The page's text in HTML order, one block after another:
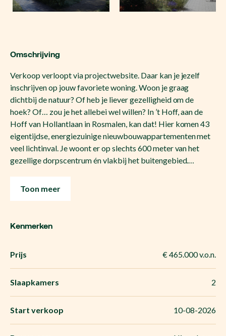
Omschrijving
Verkoop verloopt via projectwebsite. Daar kan je jezelf
inschrijven op jouw favoriete woning. Woon je graag
dichtbij de natuur? Of heb je liever gezelligheid om de
hoek? Of… zou je het allebei wel willen? In ’t Hoff, aan de
Hoff van Hollantlaan in Rosmalen, kan dat! Hier komen 43
eigentijdse, energiezuinige nieuwbouwappartementen met
veel lichtinval. Je woont er op slechts 600 meter van het
gezellige dorpscentrum én vlakbij het buitengebied.…
Toon meer
Kenmerken
Prijs € 465.000 v.o.n.
Slaapkamers 2
Start verkoop 10-08-2026